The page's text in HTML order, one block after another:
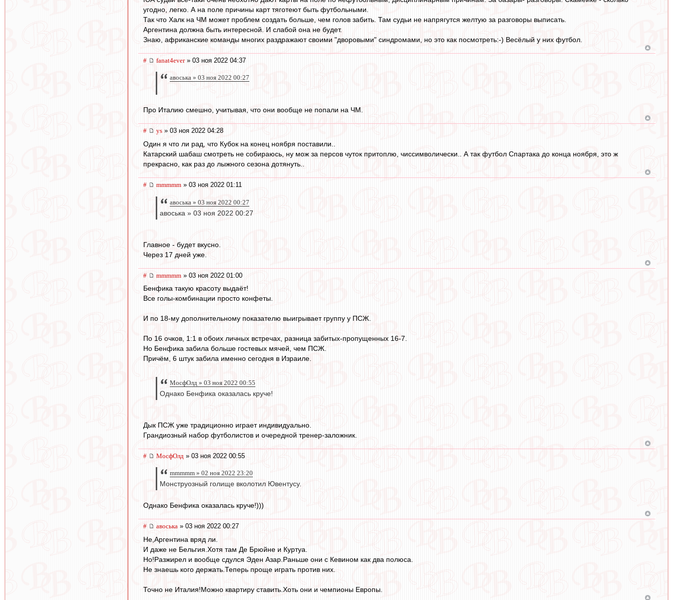
угодно, легко. А на поле причины карт тяготеют быть футбольными.
Так что Халк на ЧМ может проблем создать больше, чем голов забить. Там судьи не напрягутся желтую за разговоры выписать.
Аргентина должна быть интересной. И слабой она не будет.
Знаю, африканские команды многих раздражают своими "дворовыми" синдромами, но это как посмотреть:-) Весёлый у них футбол.
# fanat4ever» 03 ноя 2022 04:37
авоська » 03 ноя 2022 00:27
Про Италию смешно, учитывая, что они вообще не попали на ЧМ.
# ys » 03 ноя 2022 04:28
Один я что ли рад, что Кубок на конец ноября поставили..
Катарский шабаш смотреть не собираюсь, ну мож за персов чуток притоплю, чиссимволически.. А так футбол Спартака до конца ноября, это ж
прекрасно, как раз до лыжного сезона дотянуть..
# mmmmm » 03 ноя 2022 01:11
авоська » 03 ноя 2022 00:27
авоська » 03 ноя 2022 00:27
Главное - будет вкусно.
Через 17 дней уже.
# mmmmm » 03 ноя 2022 01:00
Бенфика такую красоту выдаёт!
Все голы-комбинации просто конфеты.
И по 18-му дополнительному показателю выигрывает группу у ПСЖ.
По 16 очков, 1:1 в обоих личных встречах, разница забитых-пропущенных 16-7.
Но Бенфика забила больше гостевых мячей, чем ПСЖ.
Причём, 6 штук забила именно сегодня в Израиле.
МосфОлд » 03 ноя 2022 00:55
Однако Бенфика оказалась круче!
Дык ПСЖ уже традиционно играет индивидуально.
Грандиозный набор футболистов и очередной тренер-заложник.
# МосфОлд » 03 ноя 2022 00:55
mmmmm » 02 ноя 2022 23:20
Монструозный голище вколотил Ювентусу.
Однако Бенфика оказалась круче!)))
# авоська » 03 ноя 2022 00:27
Не,Аргентина вряд ли.
И даже не Бельгия.Хотя там Де Брюйне и Куртуа.
Но!Разжирел и вообще сдулся Эден Азар.Раньше они с Кевином как два полюса.
Не знаешь кого держать.Теперь проще играть против них.
Точно не Италия!Можно квартиру ставить.Хоть они и чемпионы Европы.